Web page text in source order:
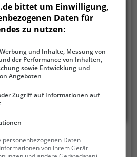
bittet um Einwilligung,
Daten für
zu nutzen:
und Inhalte, Messung von
der Performance von Inhalten,
sowie Entwicklung und
Angeboten
Zugriff auf Informationen auf
Daten
von Ihrem Gerät